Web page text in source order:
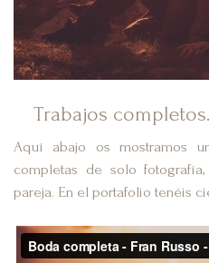
Trabajos
Aquí abajo os mostramos
completas de solo
pareja. En el portafolio tenéis